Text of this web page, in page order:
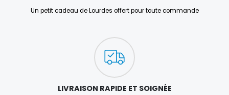
Un petit cadeau de Lourdes offert pour toute commande
LIVRAISON RAPIDE ET SOIGNÉE